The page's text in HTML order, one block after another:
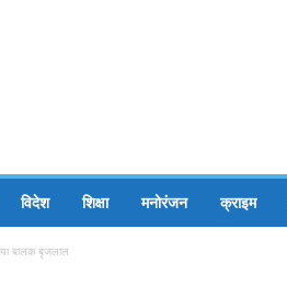
विदेश शिक्षा मनोरंजन क्राइम
बालक बृजलाल